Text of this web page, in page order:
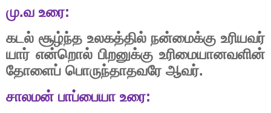
மு.வ உரை:
கடல் சூழ்ந்த உலகத்தில் நன்மைக்கு உரியவர்
யார் என்றொல் பிறனுக்கு உரிமையானவளின்
தோளைப் பொருந்தாதவரே ஆவர்.
சாலமன் பாப்பையா உரை: